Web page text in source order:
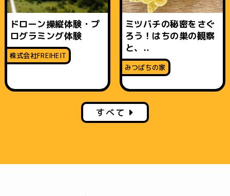
ドローン操縦体験・プ
ログラミング体験
株式会社FREIHEIT
ミツバチの秘密をさぐ
ろう！はちの巣の観察
と、..
みつばちの家
すべて